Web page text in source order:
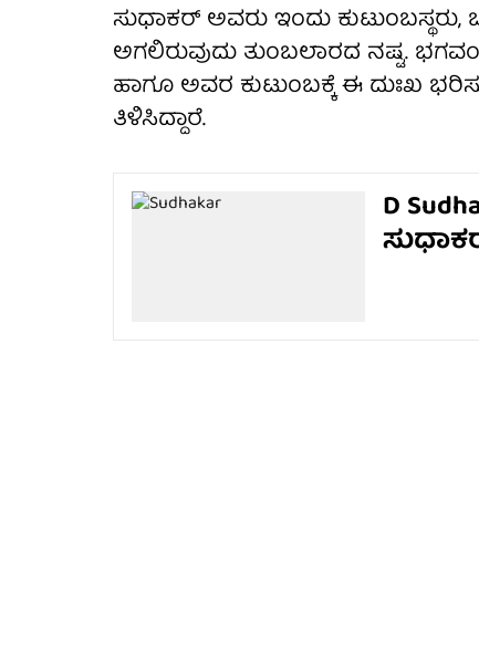
ಸುಧಾಕರ್ ಅವರು ಇಂದು
ಅಗಲಿರುವುದು ತುಂಬಲಾರದ ನಷ್ಟ.
ಹಾಗೂ ಅವರ ಕುಟುಂಬಕ್ಕೆ ಈ ದುಃಖ
ತಿಳಿಸಿದ್ದಾರೆ.
D